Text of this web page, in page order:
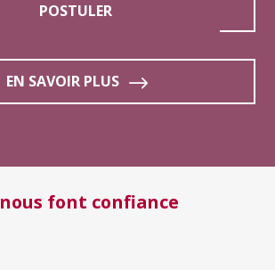
POSTULER
EN SAVOIR PLUS
font confiance